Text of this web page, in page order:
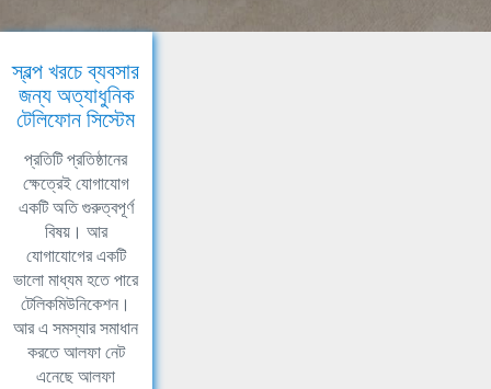
স্বল্প খরচে ব্যবসার
জন্য অত্যাধুনিক
টেলিফোন সিস্টেম
প্রতিটি প্রতিষ্ঠানের
ক্ষেত্রেই যোগাযোগ
একটি অতি গুরুত্বপূর্ণ
বিষয়। আর
যোগাযোগের একটি
ভালো মাধ্যম হতে পারে
টেলিকমিউনিকেশন।
আর এ সমস্যার সমাধান
করতে আলফা নেট
এনেছে আলফা